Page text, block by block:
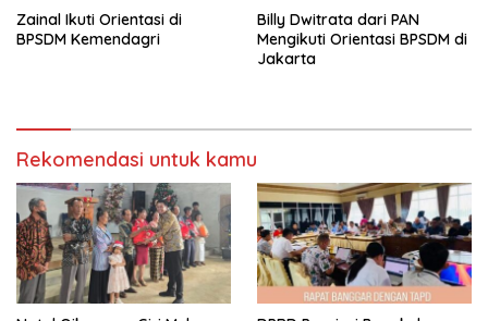
Zainal Ikuti Orientasi di
BPSDM Kemendagri
Billy Dwitrata dari PAN
Mengikuti Orientasi BPSDM di
Jakarta
Rekomendasi untuk kamu